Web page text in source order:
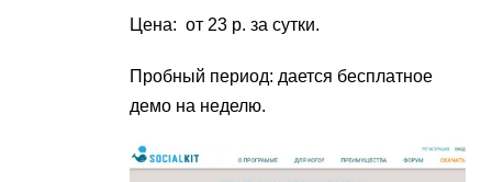
Цена: от 23 р. за сутки.
Пробный период: дается бесплатное
демо на неделю.